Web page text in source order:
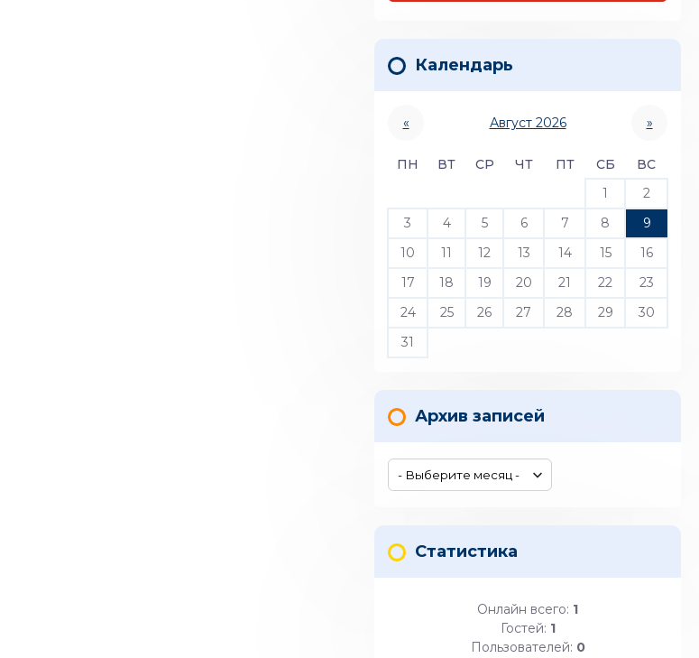
Календарь
« Август 2026 »
ПН ВТ СР ЧТ ПТ СБ
ВС
1
2
3
4 5 6 7 8
9
10
11 12 13 14 15
16
17
18 19 20 21 22
23
24
25 26 27 28 29
30
31
Архив записей
Статистика
Онлайн всего: 1
Гостей: 1
Пользователей: 0